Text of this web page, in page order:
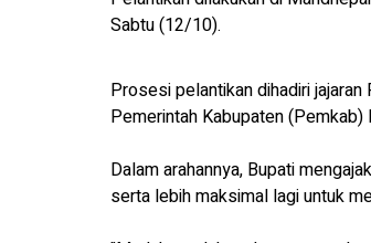
Sabtu (12/10).
Prosesi pelantikan dihadiri
Pemerintah Kabupaten (Pemkab)
Dalam arahannya, Bupati
serta lebih maksimal lagi untuk